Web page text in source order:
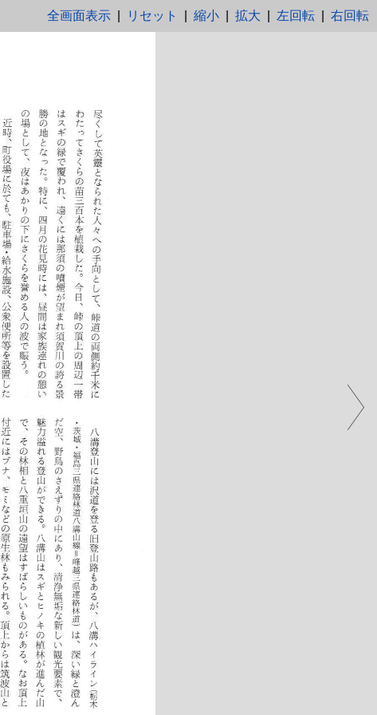
全画面表示 リセット 縮小 拡大 左回転 右回転